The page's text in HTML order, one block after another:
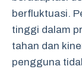
berfluktuasi.
tinggi dalam
tahan dan
pengguna